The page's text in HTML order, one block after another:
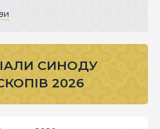
СИНОДУ
2026